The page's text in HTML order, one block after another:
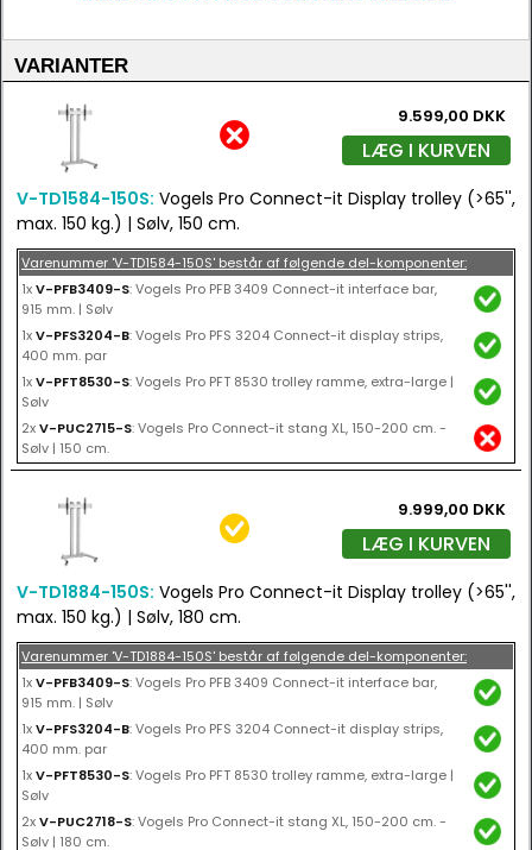
VARIANTER
9.599,00 DKK
LÆG I KURVEN
V-TD1584-150S: Vogels Pro Connect-it Display trolley (>65'',
max. 150 kg.) | Sølv, 150 cm.
Varenummer 'V-TD1584-150S' består af følgende del-komponenter:
1xV-PFB3409-S: Vogels Pro PFB 3409 Connect-it interface bar,
915 mm. | Sølv
1xV-PFS3204-B: Vogels Pro PFS 3204 Connect-it display strips,
400 mm. par
1xV-PFT8530-S: Vogels Pro PFT 8530 trolley ramme, extra-large |
Sølv
2xV-PUC2715-S: Vogels Pro Connect-it stang XL, 150-200 cm. -
Sølv | 150 cm.
9.999,00 DKK
LÆG I KURVEN
V-TD1884-150S: Vogels Pro Connect-it Display trolley (>65'',
max. 150 kg.) | Sølv, 180 cm.
Varenummer 'V-TD1884-150S' består af følgende del-komponenter:
1xV-PFB3409-S: Vogels Pro PFB 3409 Connect-it interface bar,
915 mm. | Sølv
1xV-PFS3204-B: Vogels Pro PFS 3204 Connect-it display strips,
400 mm. par
1xV-PFT8530-S: Vogels Pro PFT 8530 trolley ramme, extra-large |
Sølv
2xV-PUC2718-S: Vogels Pro Connect-it stang XL, 150-200 cm. -
Sølv | 180 cm.